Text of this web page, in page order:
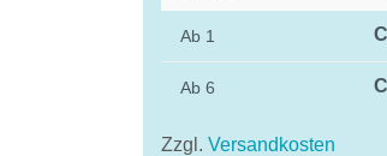
Ab 1
Ab 6
Zzgl. Versandkosten